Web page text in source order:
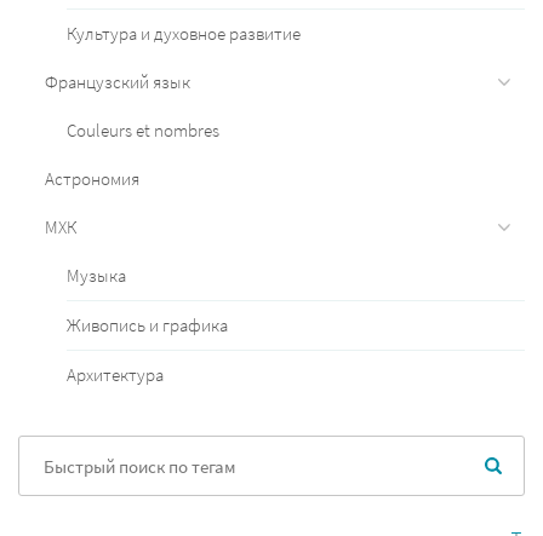
Культура и духовное развитие
Французский язык
Couleurs et nombres
Астрономия
МХК
Музыка
Живопись и графика
Архитектура